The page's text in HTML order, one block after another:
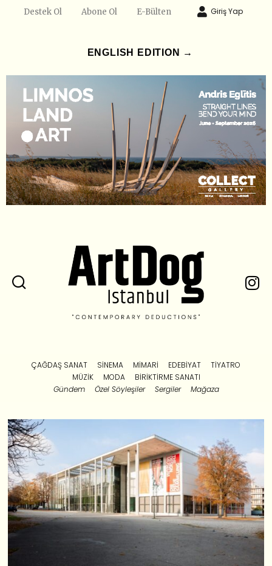
Destek Ol Abone Ol E-Bülten Giriş Yap
ENGLISH EDITION →
ÇAĞDAŞ SANAT SINEMA MIMARI EDEBIYAT
TIYATRO
MÜZIK
MODA
BIRIKTIRME SANATI
Gündem
Özel Söyleşiler Sergiler Mağaza